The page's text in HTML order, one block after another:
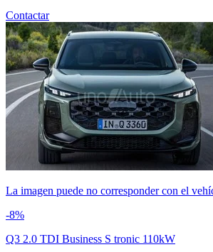
Contactar
La imagen puede no corresponder con el
-8%
Q3 2.0 TDI Business S tronic 110kW